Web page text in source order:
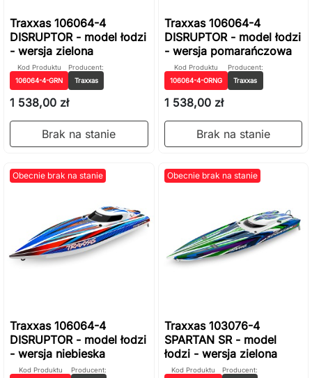
Traxxas 106064-4
DISRUPTOR - model łodzi
- wersja zielona
Kod Produktu
106064-4-GRN
Producent:
Traxxas
1 538,00 zł
Brak na stanie
Traxxas 106064-4
DISRUPTOR - model łodzi
- wersja pomarańczowa
Kod Produktu
106064-4-ORNG
Producent:
Traxxas
1 538,00 zł
Brak na stanie
Obecnie brak na stanie
Traxxas 106064-4
DISRUPTOR - model łodzi
- wersja niebieska
Kod Produktu
Producent:
Obecnie brak na stanie
Traxxas 103076-4
SPARTAN SR - model
łodzi - wersja zielona
Kod Produktu
Producent: